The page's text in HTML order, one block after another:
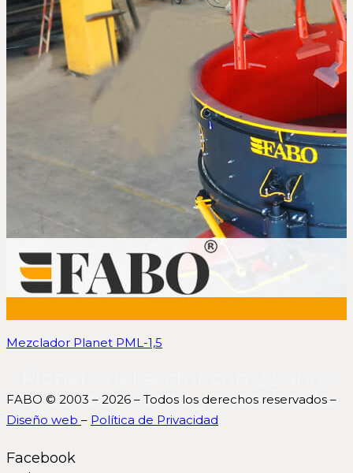
Mezclador Planet PML-1,5
de conocimiento y experiencia.
FABO © 2003 – 2026 – Todos los derechos reservados –
Diseño web – Política de Privacidad
Facebook